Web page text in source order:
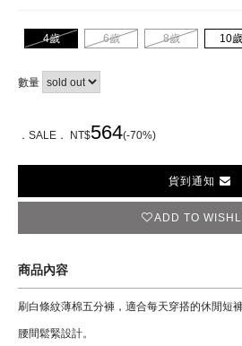
4歲 6歲 8歲 10歲
數量
．SALE． NT$564(-70%)
貨到通知
ADD TO
商品內容
刷白條紋薄棉五分褲，適合每天穿搭的休閒短
腰間鬆緊設計。